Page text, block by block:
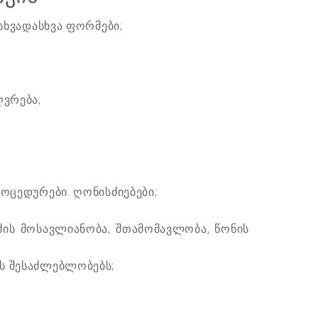
ფორმები;
ღონისძიებები;
მოსავლიანობა, შთამომავლობა, წონის
შესაძლებლობებს;